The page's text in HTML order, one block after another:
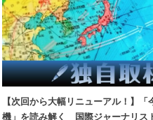
【次回から大幅リニューアル！】「
機」を読み解く 国際ジャーナリス